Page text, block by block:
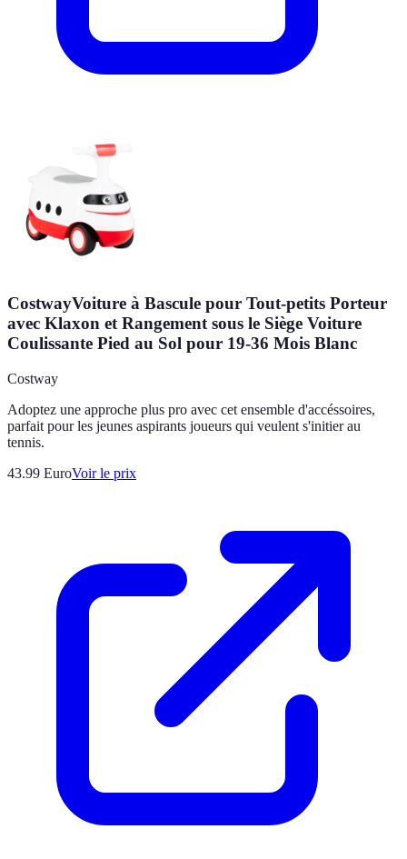
CostwayVoiture à Bascule pour Tout-petits Porteur
avec Klaxon et Rangement sous le Siège Voiture
Coulissante Pied au Sol pour 19-36 Mois Blanc
Costway
Adoptez une approche plus pro avec cet ensemble d'accéssoires,
parfait pour les jeunes aspirants joueurs qui veulent s'initier au
tennis.
43.99 EuroVoir le prix